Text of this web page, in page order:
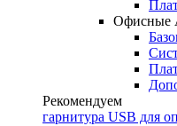
Офисные
Рекомендуем
гарнитура USB для